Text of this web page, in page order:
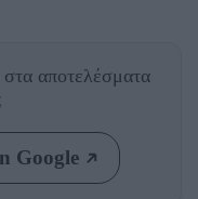
στα αποτελέσματα
Google